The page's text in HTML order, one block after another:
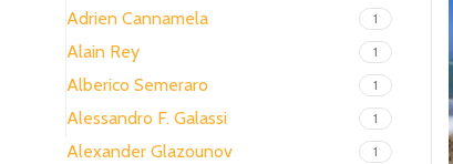
Adrien Cannamela 1
Alain Rey 1
Alberico Semeraro 1
Alessandro F. Galassi 1
Alexander Glazounov 1